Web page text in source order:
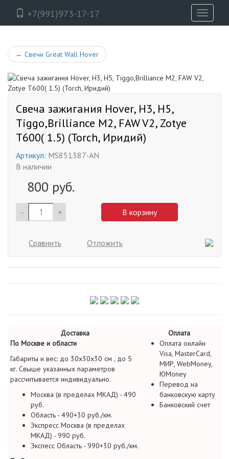
+7(991)973-17-17
Toggle
← Свечи Great Wall Hover
Свеча зажигания Hover, H3, H5,
Tiggo,Brilliance M2, FAW V2, Zotye
T600( 1.5) (Torch, Иридий)
Артикул: MS851387-AN
В наличии
800 руб.
- + В корзину
Сравнить Отложить
Доставка
Оплата
По Москве и области
Габариты и вес: до 30х30х30 см , до 5
кг. Свыше указанных параметров
рассчитывается индивидуально.
Москва (в пределах МКАД) - 490
руб.
Область - 490+30 руб./км.
Экспресс Москва (в пределах
МКАД) - 990 руб.
Экспесс Область - 990+30 руб./км.
Оплата онлайн
Visa, MasterCard,
МИР, WebMoney,
ЮMoney
Перевод на
банковскую карту
Банковский счет